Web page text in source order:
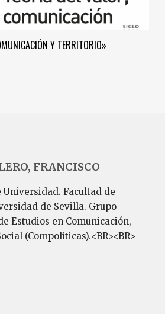
Y TERRITORIO»
FRANCISCO
Facultad de
de Sevilla. Grupo
Estudios en Comunicación,
(Compoliticas).<BR><BR>